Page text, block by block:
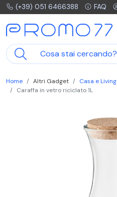
(+39) 051 6466388 FAQ
Home Altri Gadget Casa e Living
Caraffa in vetro riciclato 1L